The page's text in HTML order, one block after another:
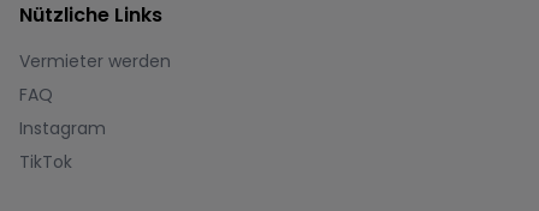
Nützliche Links
Vermieter werden
FAQ
Instagram
TikTok